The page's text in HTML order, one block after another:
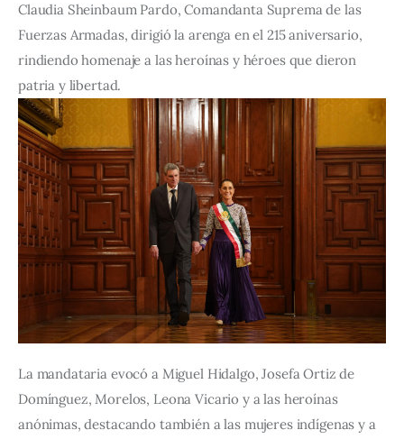
Claudia Sheinbaum Pardo, Comandanta Suprema de las
Fuerzas Armadas, dirigió la arenga en el 215 aniversario,
rindiendo homenaje a las heroínas y héroes que dieron
patria y libertad.
La mandataria evocó a Miguel Hidalgo, Josefa Ortiz de
Domínguez, Morelos, Leona Vicario y a las heroínas
anónimas, destacando también a las mujeres indígenas y a